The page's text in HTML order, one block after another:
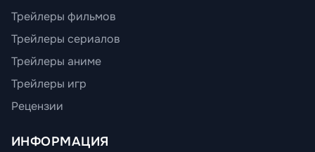
Трейлеры фильмов
Трейлеры сериалов
Трейлеры аниме
Трейлеры игр
Рецензии
ИНФОРМАЦИЯ